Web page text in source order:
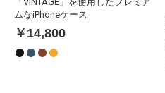
ムなiPhoneケース
￥14,800